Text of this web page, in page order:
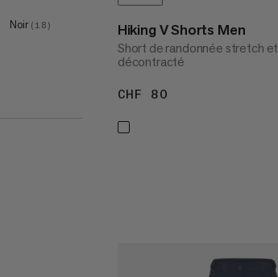
Noir ( 18 ) Hiking V Shorts Men
Short de randonnée stretch et
décontracté
CHF 80